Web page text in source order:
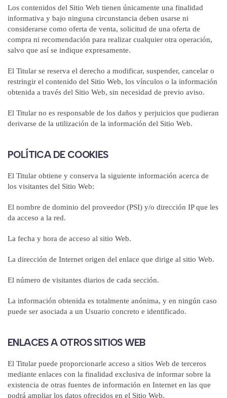
Los contenidos del Sitio Web tienen únicamente una finalidad
informativa y bajo ninguna circunstancia deben usarse ni
considerarse como oferta de venta, solicitud de una oferta de
compra ni recomendación para realizar cualquier otra operación,
salvo que así se indique expresamente.
El Titular se reserva el derecho a modificar, suspender, cancelar o
restringir el contenido del Sitio Web, los vínculos o la información
obtenida a través del Sitio Web, sin necesidad de previo aviso.
El Titular no es responsable de los daños y perjuicios que pudieran
derivarse de la utilización de la información del Sitio Web.
POLÍTICA DE COOKIES
El Titular obtiene y conserva la siguiente información acerca de
los visitantes del Sitio Web:
El nombre de dominio del proveedor (PSI) y/o dirección IP que les
da acceso a la red.
La fecha y hora de acceso al sitio Web.
La dirección de Internet origen del enlace que dirige al sitio Web.
El número de visitantes diarios de cada sección.
La información obtenida es totalmente anónima, y en ningún caso
puede ser asociada a un Usuario concreto e identificado.
ENLACES A OTROS SITIOS WEB
El Titular puede proporcionarle acceso a sitios Web de terceros
mediante enlaces con la finalidad exclusiva de informar sobre la
existencia de otras fuentes de información en Internet en las que
podrá ampliar los datos ofrecidos en el Sitio Web.